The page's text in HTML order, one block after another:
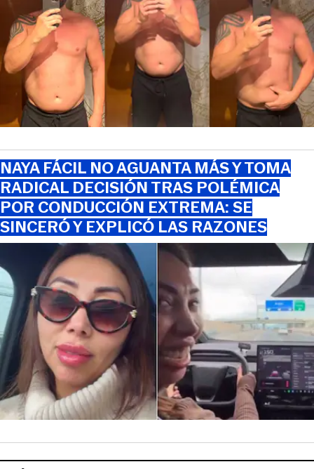
NAYA FÁCIL NO AGUANTA MÁS Y TOMA
RADICAL DECISIÓN TRAS POLÉMICA
POR CONDUCCIÓN EXTREMA: SE
SINCERÓ Y EXPLICÓ LAS RAZONES